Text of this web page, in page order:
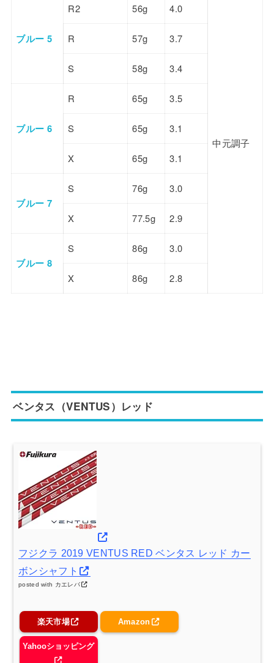
ブルー 5
R2 56g 4.0
中元調子
R 57g 3.7
S 58g 3.4
ブルー 6
R 65g 3.5
S 65g 3.1
X 65g 3.1
ブルー 7
S 76g 3.0
X 77.5g 2.9
ブルー 8
S 86g 3.0
X 86g 2.8
ベンタス（VENTUS）レッド
フジクラ 2019 VENTUS RED ベンタス レッド カー
ボンシャフト
posted with カエレバ
楽天市場 Amazon
Yahooショッピング